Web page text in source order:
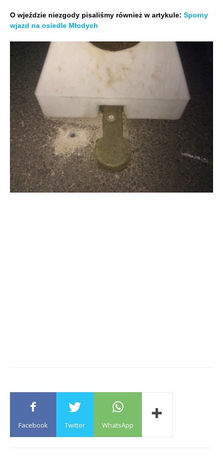
O wjeździe niezgody pisaliśmy również w artykule: Sporny
wjazd na osiedle Młodych
Facebook Twitter WhatsApp